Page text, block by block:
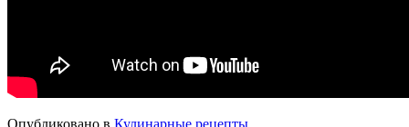
Опубликовано в Кулинарные рецепты